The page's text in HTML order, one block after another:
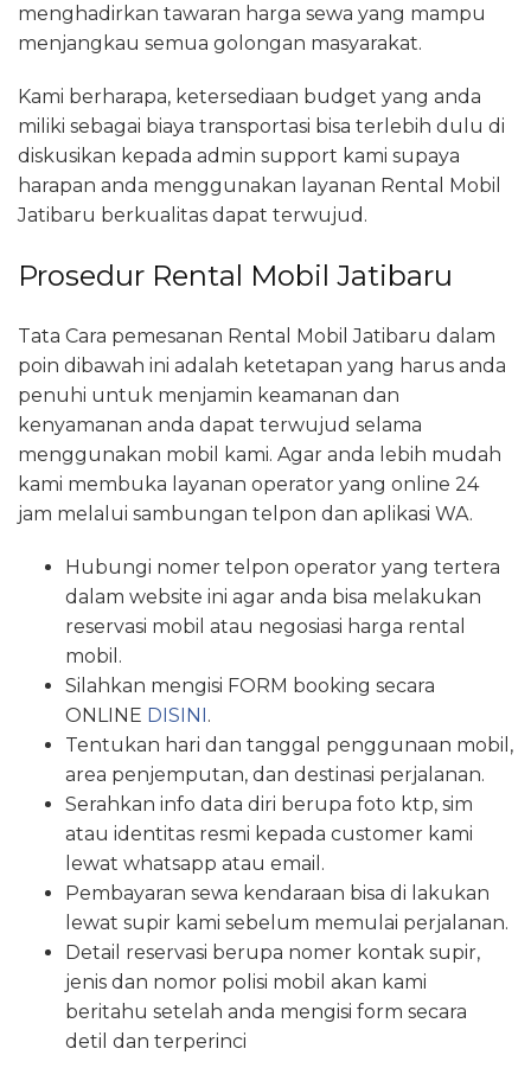
menghadirkan tawaran harga sewa yang mampu
menjangkau semua golongan masyarakat.
Kami berharapa, ketersediaan budget yang anda
miliki sebagai biaya transportasi bisa terlebih dulu di
diskusikan kepada admin support kami supaya
harapan anda menggunakan layanan Rental Mobil
Jatibaru berkualitas dapat terwujud.
Prosedur Rental Mobil Jatibaru
Tata Cara pemesanan Rental Mobil Jatibaru dalam
poin dibawah ini adalah ketetapan yang harus anda
penuhi untuk menjamin keamanan dan
kenyamanan anda dapat terwujud selama
menggunakan mobil kami. Agar anda lebih mudah
kami membuka layanan operator yang online 24
jam melalui sambungan telpon dan aplikasi WA.
Hubungi nomer telpon operator yang tertera
dalam website ini agar anda bisa melakukan
reservasi mobil atau negosiasi harga rental
mobil.
Silahkan mengisi FORM booking secara
ONLINE DISINI .
Tentukan hari dan tanggal penggunaan mobil,
area penjemputan, dan destinasi perjalanan.
Serahkan info data diri berupa foto ktp, sim
atau identitas resmi kepada customer kami
lewat whatsapp atau email.
Pembayaran sewa kendaraan bisa di lakukan
lewat supir kami sebelum memulai perjalanan.
Detail reservasi berupa nomer kontak supir,
jenis dan nomor polisi mobil akan kami
beritahu setelah anda mengisi form secara
detil dan terperinci